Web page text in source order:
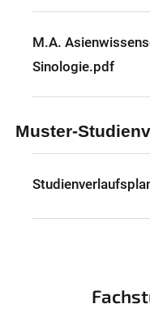
M.A.
Sinologie.pdf
Muster-